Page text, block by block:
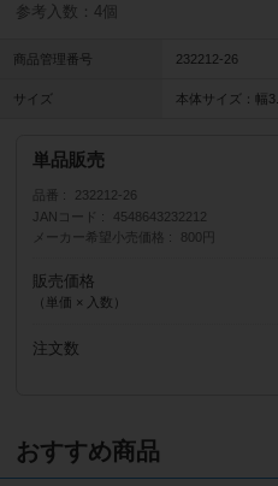
参考入数：4個
商品管理番号 232212-26
サイズ 本体サイズ：幅
単品販売
品番
232212-26
JANコード
4548643232212
メーカー希望小売価格
800円
販売価格
（単価 × 入数）
注文数
おすすめ商品